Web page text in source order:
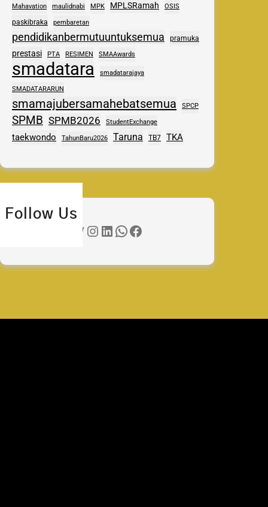
Mahavation maulidnabi MPK MPLSRamah OSIS
paskibraka pembaretan
pendidikanbermutuuntuksemua pramuka
prestasi PTA RESIMEN SMAAwards
smadatara smadatarajaya
SMADATARARUN
smamajubersamahebatsemua SPCP
SPMB SPMB2026 StudentExchange
taekwondo TahunBaru2026 Taruna TB7 TKA
Follow Us
Instagram LinkedIn WhatsApp Facebook